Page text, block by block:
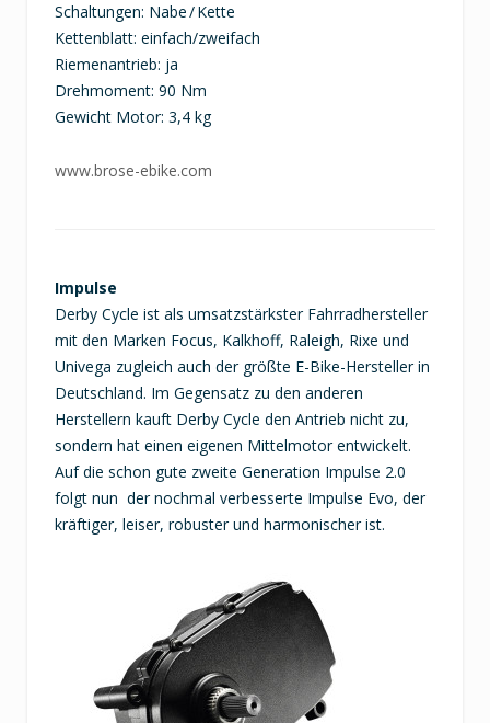
Schaltungen: Nabe / Kette
Kettenblatt: einfach/zweifach
Riemenantrieb: ja
Drehmoment: 90 Nm
Gewicht Motor: 3,4 kg
www.brose-ebike.com
Impulse
Derby Cycle ist als umsatzstärkster Fahrradhersteller
mit den Marken Focus, Kalkhoff, Raleigh, Rixe und
Univega zugleich auch der größte E-Bike-Hersteller in
Deutschland. Im Gegensatz zu den anderen
Herstellern kauft Derby Cycle den Antrieb nicht zu,
sondern hat einen eigenen Mittelmotor entwickelt.
Auf die schon gute zweite Generation Impulse 2.0
folgt nun der nochmal verbesserte Impulse Evo, der
kräftiger, leiser, robuster und harmonischer ist.